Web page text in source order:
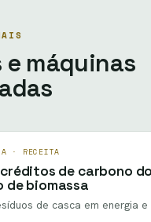
máquinas
· RECEITA
de carbono
de biomassa
de casca em energia